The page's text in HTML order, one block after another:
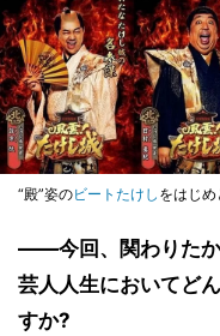
“殿”姿のビートたけし をはじ
――今回、関わりたか
芸人人生においてど
すか?